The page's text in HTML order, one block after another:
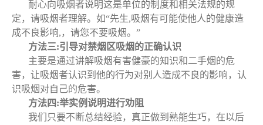
耐心向吸烟者说明这是单位的制度和相关法规的规
定，请吸烟者理解。如“先生,吸烟有可能使他人的健康造
成不良影响,，请您不要吸烟。”
方法三:引导对禁烟区吸烟的正确认识
主要是通过讲解吸烟有害健豪的知识和二手烟的危
害，让吸烟者认识到他的行为对别人造成不良的影响，认
识吸烟对自己的危害。
方法四:举实例说明进行劝阻
我们只要不断总结经验，真正做到熟能生巧，在以后